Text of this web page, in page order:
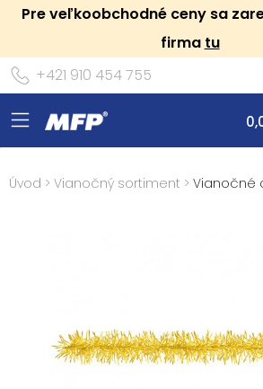
Pre veľkoobchodné ceny sa
firma tu
+421 910 454 755
Úvod > Vianočný sortiment > Vianočné